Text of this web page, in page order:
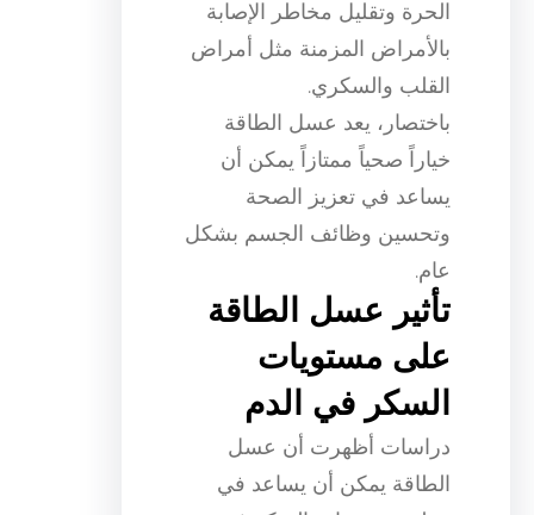
الحرة وتقليل مخاطر الإصابة
بالأمراض المزمنة مثل أمراض
القلب والسكري.
باختصار، يعد عسل الطاقة
خياراً صحياً ممتازاً يمكن أن
يساعد في تعزيز الصحة
وتحسين وظائف الجسم بشكل
عام.
تأثير عسل الطاقة
على مستويات
السكر في الدم
دراسات أظهرت أن عسل
الطاقة يمكن أن يساعد في